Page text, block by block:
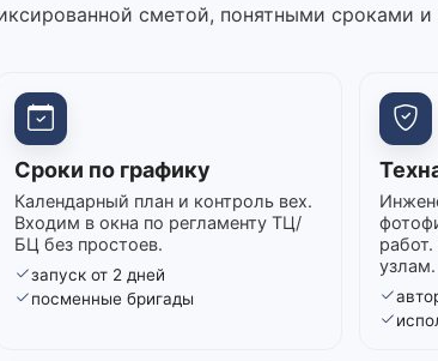
сметой, понятными сроками
Сроки по графику
Календарный план и контроль вех.
Входим в окна по регламенту ТЦ/
БЦ без простоев.
запуск от 2 дней
посменные бригады
узлам.